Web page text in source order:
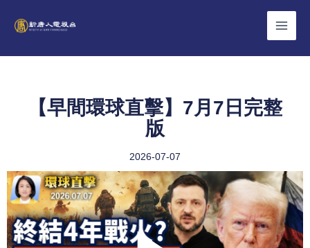
【早間環球直擊】7月7日完整
版
2026-07-07